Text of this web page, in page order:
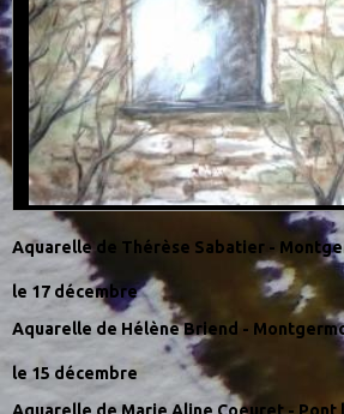
Aquarelle de Thérèse Sabatier -
le 17 décembre
Aquarelle de Hélène Briend -
le 15 décembre